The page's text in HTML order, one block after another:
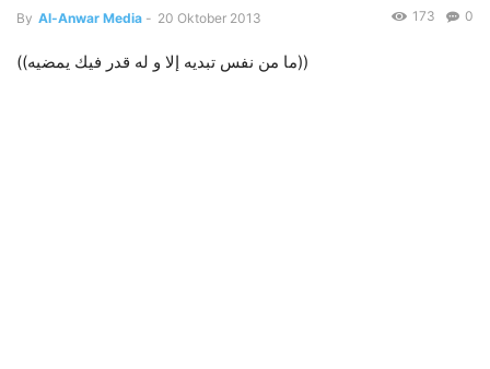
By Al-Anwar Media - 20 Oktober 2013 0
173
((ما من نفس تبديه إلا و له قدر فيك يمضيه))